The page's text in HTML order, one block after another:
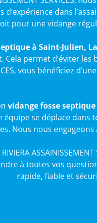
d’expérience dans
pour une vidange
à Saint-Julien,
Cela permet d’éviter
vous bénéficiez
vidange fosse
équipe se déplace
Nous nous
à toutes vos
rapide, fiable et